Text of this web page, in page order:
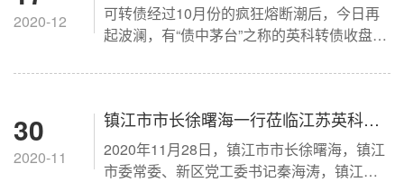
2020-12
贵州茅台 成两市最贵的票
可转债经过10月份的疯狂熔断潮后，今日再
起波澜，有“债中茅台”之称的英科转债收盘大
1959.812元，比贵州茅台历史最高价1875元
30
2020-11
镇江市市长徐曙海一行莅临江苏英科现
场观摩
2020年11月28日，镇江市市长徐曙海，镇江
市委常委、新区党工委书记秦海涛，镇江市